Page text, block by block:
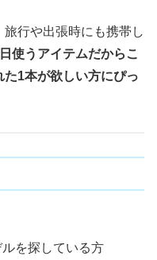
行や出張時にも携帯し
使うアイテムだからこ
1本が欲しい方にぴっ
を探している方